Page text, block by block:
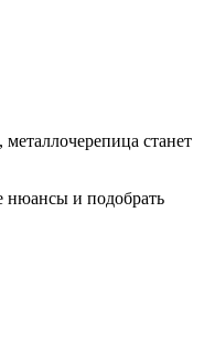
станет
нюансы и подобрать